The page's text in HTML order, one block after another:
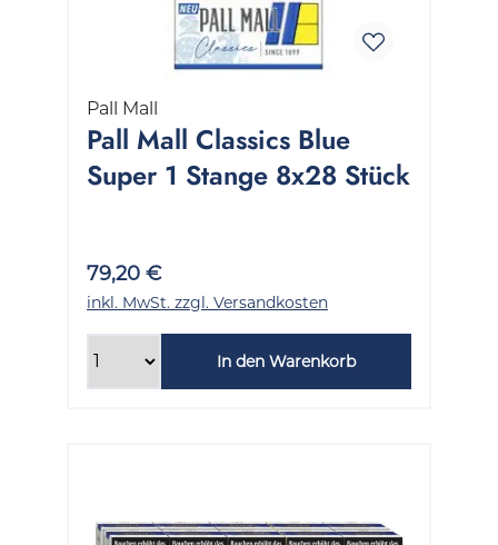
Pall Mall
Pall Mall Classics Blue
Super 1 Stange 8x28 Stück
79,20 €
inkl. MwSt. zzgl. Versandkosten
In den Warenkorb